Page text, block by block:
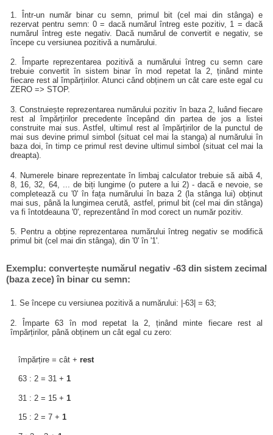
1. Într-un număr binar cu semn, primul bit (cel mai din stânga) e
rezervat pentru semn: 0 = dacă numărul întreg este pozitiv, 1 = dacă
numărul întreg este negativ. Dacă numărul de convertit e negativ, se
începe cu versiunea pozitivă a numărului.
2. Împarte reprezentarea pozitivă a numărului întreg cu semn care
trebuie convertit în sistem binar în mod repetat la 2, ținând minte
fiecare rest al împărțirilor. Atunci când obținem un cât care este egal cu
ZERO => STOP.
3. Construiește reprezentarea numărului pozitiv în baza 2, luând fiecare
rest al împărțirilor precedente începând din partea de jos a listei
construite mai sus. Astfel, ultimul rest al împărțirilor de la punctul de
mai sus devine primul simbol (situat cel mai la stanga) al numărului în
baza doi, în timp ce primul rest devine ultimul simbol (situat cel mai la
dreapta).
4. Numerele binare reprezentate în limbaj calculator trebuie să aibă 4,
8, 16, 32, 64, ... de biți lungime (o putere a lui 2) - dacă e nevoie, se
completează cu '0' în fața numărului în baza 2 (la stânga lui) obținut
mai sus, până la lungimea cerută, astfel, primul bit (cel mai din stânga)
va fi întotdeauna '0', reprezentând în mod corect un număr pozitiv.
5. Pentru a obține reprezentarea numărului întreg negativ se modifică
primul bit (cel mai din stânga), din '0' în '1'.
Exemplu: convertește numărul negativ -63 din sistem zecimal
(baza zece) în binar cu semn:
1. Se începe cu versiunea pozitivă a numărului: |-63| = 63;
2. Împarte 63 în mod repetat la 2, ținând minte fiecare rest al
împărțirilor, până obținem un cât egal cu zero:
împărțire = cât + rest
63 : 2 = 31 + 1
31 : 2 = 15 + 1
15 : 2 = 7 + 1